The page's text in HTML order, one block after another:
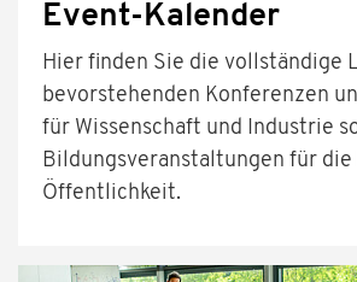
Event-Kalender
Hier finden Sie die vollständige
bevorstehenden Konferenzen
für Wissenschaft und Industrie
Bildungsveranstaltungen für
Öffentlichkeit.